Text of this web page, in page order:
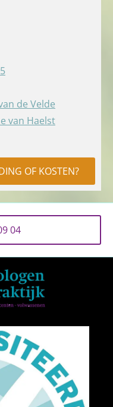
de Velde
van Haelst
OF KOSTEN?
04